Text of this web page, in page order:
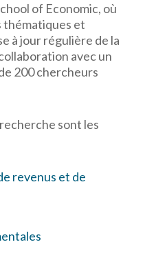
of Economic, où
thématiques et
à jour régulière de la
avec un
200 chercheurs
sont les
revenus et de